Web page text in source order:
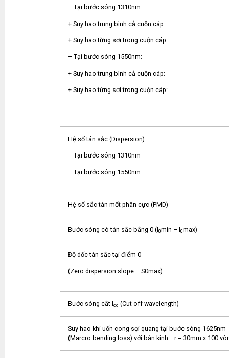
– Tại bước sóng 1310nm:
+ Suy hao trung bình cả cuộn cáp
+ Suy hao từng sợi trong cuộn cáp
– Tại bước sóng 1550nm:
+ Suy hao trung bình cả cuộn cáp:
+ Suy hao từng sợi trong cuộn cáp:
Hệ số tán sắc (Dispersion)
– Tại bước sóng 1310nm
– Tại bước sóng 1550nm
Hệ số sắc tán mốt phân cực (PMD)
Bước sóng có tán sắc bằng 0 (l 0min – l 0max)
Độ dốc tán sắc tại điểm 0
(Zero dispersion slope – S0max)
Bước sóng cắt l cc (Cut-off wavelength)
Suy hao khi uốn cong sợi quang tại bước sóng 1625nm
(Marcro bending loss) với bán kính r = 30mm x 100